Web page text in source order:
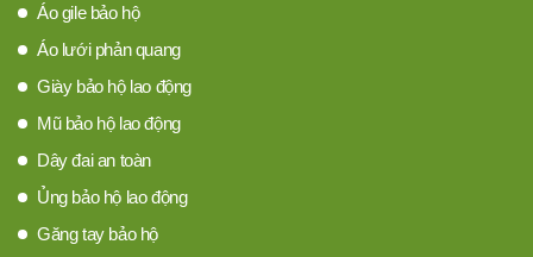
Áo gile bảo hộ
Áo lưới phản quang
Giày bảo hộ lao động
Mũ bảo hộ lao động
Dây đai an toàn
Ủng bảo hộ lao động
Găng tay bảo hộ